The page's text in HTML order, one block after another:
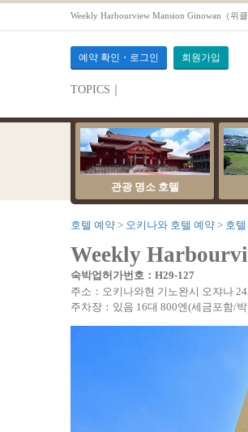
예약 확인・로그인 회원가입
TOPICS｜
관광 명소 호텔
호텔 예약 오키나와 호텔 예약 호
Weekly
숙박업허가번호：H29-127
주소：오키나와현 기노완시 오쟈나
주차장：있음 16대 800엔(세금포함/